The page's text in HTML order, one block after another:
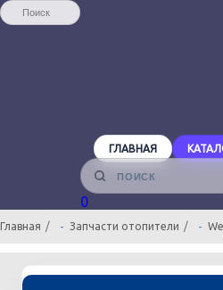
ГЛАВНАЯ
Главная Запчасти отопители